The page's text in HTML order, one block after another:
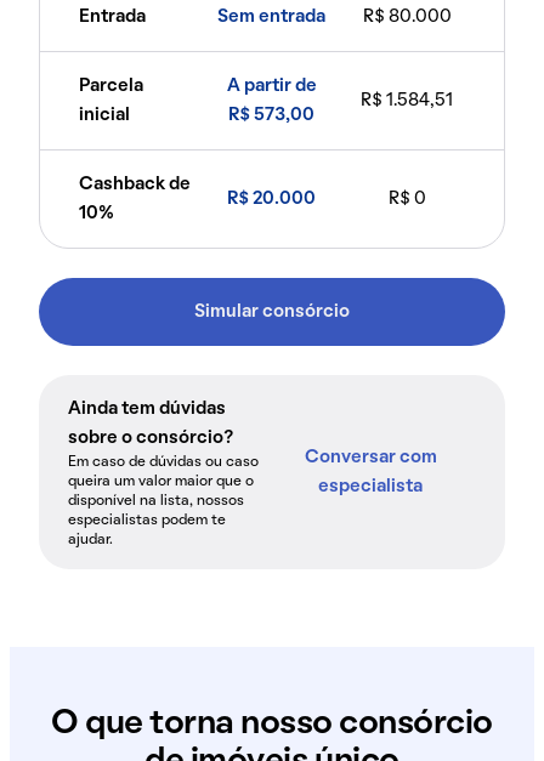
Entrada Sem entrada R$ 80.000
Parcela
inicial
A partir de
R$ 573,00
R$ 1.584,51
Cashback de
10%
R$ 20.000 R$ 0
Simular consórcio
Ainda tem dúvidas
sobre o consórcio?
Em caso de dúvidas ou caso
queira um valor maior que o
disponível na lista, nossos
especialistas podem te
ajudar.
Conversar com
especialista
O que torna nosso consórcio